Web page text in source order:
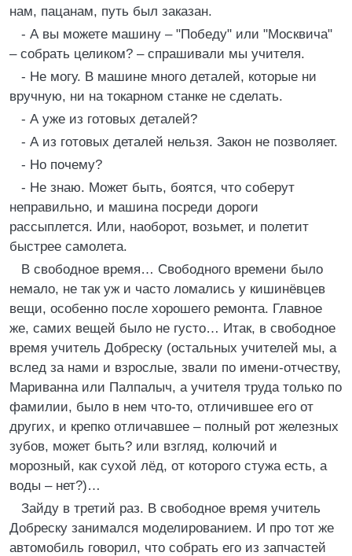
нам, пацанам, путь был заказан.
- А вы можете машину – "Победу" или "Москвича"
– собрать целиком? – спрашивали мы учителя.
- Не могу. В машине много деталей, которые ни
вручную, ни на токарном станке не сделать.
- А уже из готовых деталей?
- А из готовых деталей нельзя. Закон не позволяет.
- Но почему?
- Не знаю. Может быть, боятся, что соберут
неправильно, и машина посреди дороги
рассыплется. Или, наоборот, возьмет, и полетит
быстрее самолета.
В свободное время… Свободного времени было
немало, не так уж и часто ломались у кишинёвцев
вещи, особенно после хорошего ремонта. Главное
же, самих вещей было не густо… Итак, в свободное
время учитель Добреску (остальных учителей мы, а
вслед за нами и взрослые, звали по имени-отчеству,
Мариванна или Палпалыч, а учителя труда только по
фамилии, было в нем что-то, отличившее его от
других, и крепко отличавшее – полный рот железных
зубов, может быть? или взгляд, колючий и
морозный, как сухой лёд, от которого стужа есть, а
воды – нет?)…
Зайду в третий раз. В свободное время учитель
Добреску занимался моделированием. И про тот же
автомобиль говорил, что собрать его из запчастей